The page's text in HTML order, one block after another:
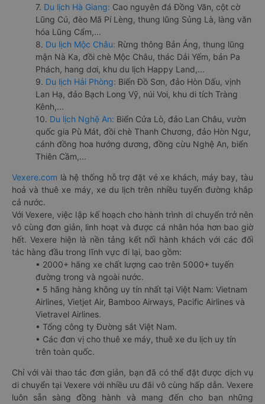
7. Du lịch Hà Giang: Cao nguyên đá Đồng Văn, cột cờ
Lũng Cú, đèo Mã Pí Lèng, thung lũng Sủng Là, làng văn
hóa Lũng Cẩm,...
8. Du lịch Mộc Châu: Rừng thông Bản Áng, thung lũng
mận Nà Ka, đồi chè Mộc Châu, thác Dải Yếm, bản Pa
Phách, hang dơi, khu du lịch Happy Land,...
9. Du lịch Hải Phòng: Biển Đồ Sơn, đảo Hòn Dấu, vịnh
Lan Hạ, đảo Bạch Long Vỹ, núi Voi, khu di tích Tràng
Kênh,...
10. Du lịch Nghệ An: Biển Cửa Lò, đảo Lan Châu, vườn
quốc gia Pù Mát, đồi chè Thanh Chương, đảo Hòn Ngư,
cánh đồng hoa hướng dương, đồng cừu Nghệ An, biển
Thiên Cầm,...
Vexere.com là hệ thống hỗ trợ đặt vé xe khách, máy bay, tàu
hoả và thuê xe máy, xe du lịch trên nhiều tuyến đường khắp
cả nước.
Với Vexere, việc lập kế hoạch cho hành trình di chuyển trở nên
vô cùng đơn giản, linh hoạt và được cá nhân hóa hơn bao giờ
hết. Vexere hiện là nền tảng kết nối hành khách với các đối
tác hàng đầu trong lĩnh vực đi lại, bao gồm:
• 2000+ hãng xe chất lượng cao trên 5000+ tuyến
đường trong và ngoài nước.
• 5 hãng hàng không uy tín nhất tại Việt Nam: Vietnam
Airlines, Vietjet Air, Bamboo Airways, Pacific Airlines và
Vietravel Airlines.
• Tổng công ty Đường sắt Việt Nam.
• Các đơn vị cho thuê xe máy, thuê xe du lịch uy tín
trên toàn quốc.
Chỉ với vài thao tác đơn giản, bạn đã có thể đặt được dịch vụ
di chuyển tại Vexere với nhiều ưu đãi vô cùng hấp dẫn. Vexere
luôn sẵn sàng đồng hành và mang đến cho bạn những